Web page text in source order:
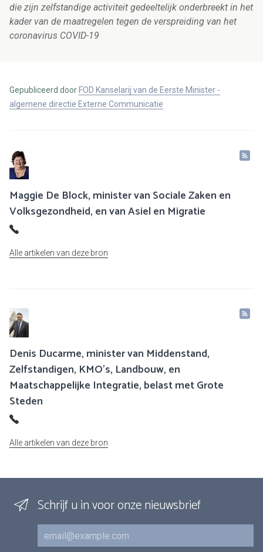
die zijn zelfstandige activiteit gedeeltelijk onderbreekt in het
kader van de maatregelen tegen de verspreiding van het
coronavirus COVID-19
Gepubliceerd door FOD Kanselarij van de Eerste Minister -
algemene directie Externe Communicatie
Maggie De Block, minister van Sociale Zaken en
Volksgezondheid, en van Asiel en Migratie
Alle artikelen van deze bron
Denis Ducarme, minister van Middenstand,
Zelfstandigen, KMO's, Landbouw, en
Maatschappelijke Integratie, belast met Grote
Steden
Alle artikelen van deze bron
Schrijf u in voor onze nieuwsbrief
E-mail